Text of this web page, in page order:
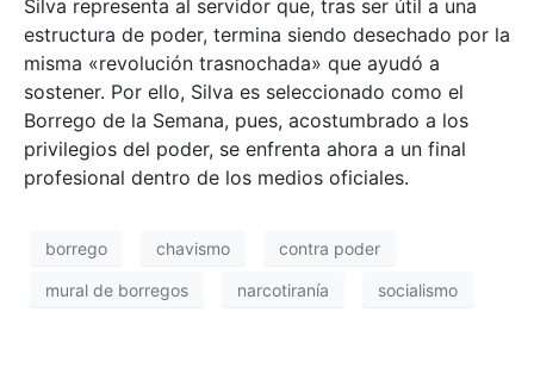
Silva representa al servidor que, tras ser útil a una
estructura de poder, termina siendo desechado por la
misma «revolución trasnochada» que ayudó a
sostener. Por ello, Silva es seleccionado como el
Borrego de la Semana, pues, acostumbrado a los
privilegios del poder, se enfrenta ahora a un final
profesional dentro de los medios oficiales.
borrego chavismo contra poder
mural de borregos narcotiranía socialismo